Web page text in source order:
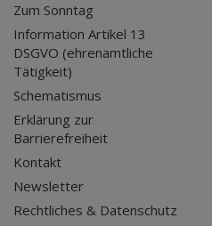
Zum Sonntag
Information Artikel 13
DSGVO (ehrenamtliche
Tätigkeit)
Schematismus
Erklärung zur
Barrierefreiheit
Kontakt
Newsletter
Rechtliches & Datenschutz